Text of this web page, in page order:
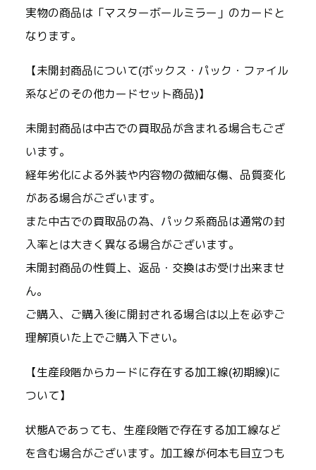
実物の商品は「マスターボールミラー」のカードと
なります。
【未開封商品について(ボックス・パック・ファイル
系などのその他カードセット商品)】
未開封商品は中古での買取品が含まれる場合もござ
います。
経年劣化による外装や内容物の微細な傷、品質変化
がある場合がございます。
また中古での買取品の為、パック系商品は通常の封
入率とは大きく異なる場合がございます。
未開封商品の性質上、返品・交換はお受け出来ませ
ん。
ご購入、ご購入後に開封される場合は以上を必ずご
理解頂いた上でご購入下さい。
【生産段階からカードに存在する加工線(初期線)に
ついて】
状態Aであっても、生産段階で存在する加工線など
を含む場合がございます。加工線が何本も目立つも